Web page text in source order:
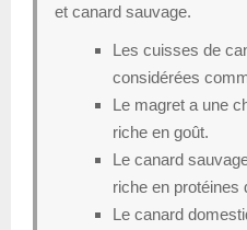
et canard sauvage.
Les cuisses de
considérées
Le magret a une
riche en goût.
Le canard
riche en protéines
Le canard